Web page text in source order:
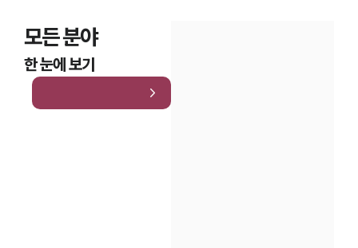
모든 분야
한 눈에 보기